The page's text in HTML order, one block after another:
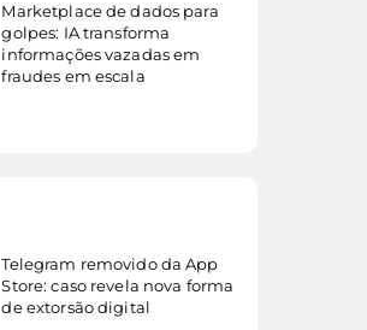
Marketplace de dados para
golpes: IA transforma
informações vazadas em
fraudes em escala
Telegram removido da App
Store: caso revela nova forma
de extorsão digital